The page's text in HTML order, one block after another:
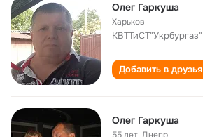
Олег Гаркуша
Харьков
КВТТиСТ"Укрбургаз"
Добавить в друзья
Олег Гаркуша